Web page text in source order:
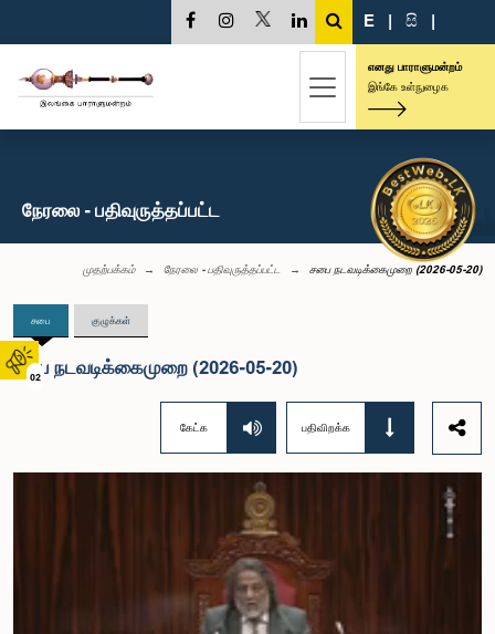
02
E | සි |
எனது பாராளுமன்றம்
இங்கே உள்நுழைக
நேரலை - பதிவுருத்தப்பட்ட
முதற்பக்கம் நேரலை - பதிவுருத்தப்பட்ட சபை நடவடிக்கைமுறை (2026-05-20)
சபை குழுக்கள்
சபை நடவடிக்கைமுறை (2026-05-20)
கேட்க பதிவிறக்க